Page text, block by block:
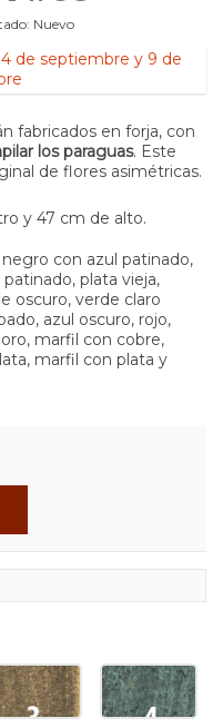
Nuevo
de septiembre y 9 de
fabricados en forja, con
los paraguas. Este
de flores asimétricas.
y 47 cm de alto.
negro con azul patinado,
plata vieja,
oscuro, verde claro
azul oscuro, rojo,
marfil con cobre,
marfil con plata y